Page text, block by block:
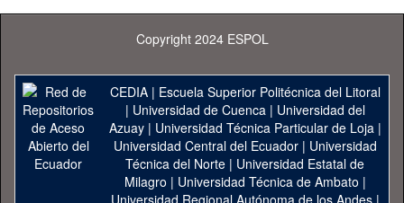
Copyright 2024 ESPOL
CEDIA| Escuela Superior Politécnica del Litoral
| Universidad de Cuenca| Universidad del
Azuay| Universidad Técnica Particular de Loja|
Universidad Central del Ecuador| Universidad
Técnica del Norte | Universidad Estatal de
Milagro | Universidad Técnica de Ambato |
Universidad Regional Autónoma de los Andes|